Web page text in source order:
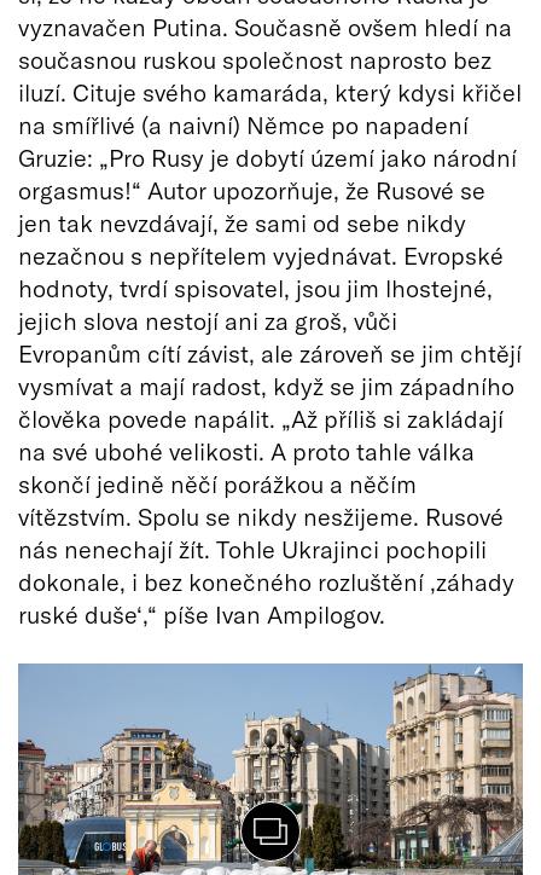
vyznavačen Putina. Současně ovšem hledí na
současnou ruskou společnost naprosto bez
iluzí. Cituje svého kamaráda, který kdysi křičel
na smířlivé (a naivní) Němce po napadení
Gruzie: „Pro Rusy je dobytí území jako národní
orgasmus!“ Autor upozorňuje, že Rusové se
jen tak nevzdávají, že sami od sebe nikdy
nezačnou s nepřítelem vyjednávat. Evropské
hodnoty, tvrdí spisovatel, jsou jim lhostejné,
jejich slova nestojí ani za groš, vůči
Evropanům cítí závist, ale zároveň se jim chtějí
vysmívat a mají radost, když se jim západního
člověka povede napálit. „Až příliš si zakládají
na své ubohé velikosti. A proto tahle válka
skončí jedině něčí porážkou a něčím
vítězstvím. Spolu se nikdy nesžijeme. Rusové
nás nenechají žít. Tohle Ukrajinci pochopili
dokonale, i bez konečného rozluštění ‚záhady
ruské duše‘,“ píše Ivan Ampilogov.